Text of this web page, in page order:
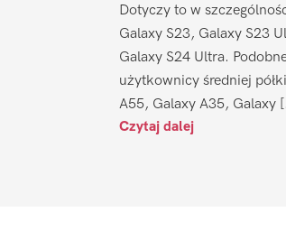
Dotyczy to w
Galaxy S23, Galaxy S23
Galaxy S24 Ultra.
użytkownicy średniej
A55, Galaxy A35, Galaxy
Czytaj dalej